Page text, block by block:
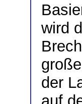
wird
der